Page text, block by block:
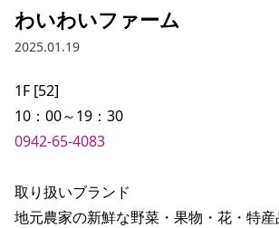
わいわいファーム
2025.01.19
1F [52]
0942-65-4083
取り扱いブランド
地元農家の新鮮な野菜・果物・花・特